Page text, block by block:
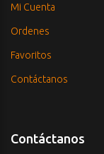
Mi Cuenta
Ordenes
Favoritos
Contáctanos
Contáctanos